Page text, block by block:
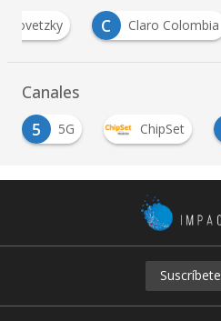
C Claro Colombia
Canales
5
5G ChipSet
Suscríbete